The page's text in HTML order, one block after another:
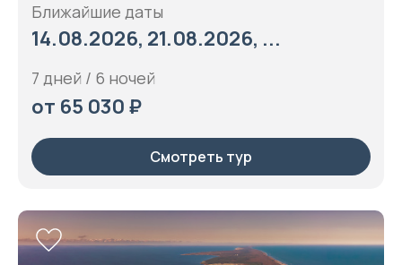
Ближайшие даты
14.08.2026, 21.08.2026, ...
7 дней / 6 ночей
от 65 030 ₽
Смотреть тур